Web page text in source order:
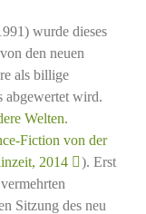
wurde dieses
den neuen
als billige
abgewertet wird.
Welten.
Fiction von der
2014
). Erst
Sitzung des neu